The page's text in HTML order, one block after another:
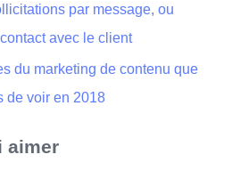
par message, ou
avec le client
du marketing de contenu que
de voir en 2018
aimer